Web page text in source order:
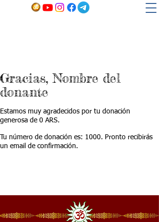
Gracias, Nombre del
donante
Estamos muy agradecidos por tu donación
generosa de 0 ARS.
Tu número de donación es: 1000. Pronto recibirás
un email de confirmación.